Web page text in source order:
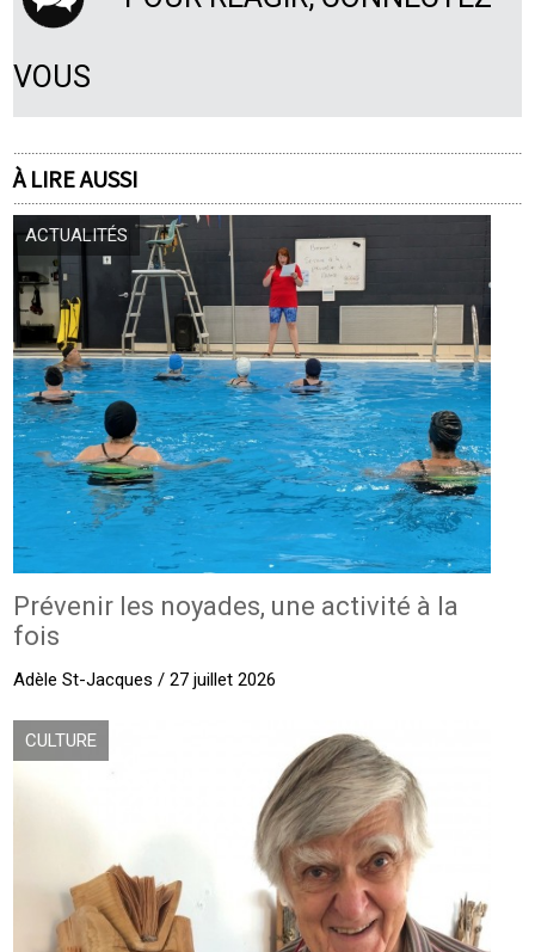
VOUS
À LIRE AUSSI
ACTUALITÉS
Prévenir les noyades, une activité à la
fois
Adèle St-Jacques / 27 juillet 2026
CULTURE